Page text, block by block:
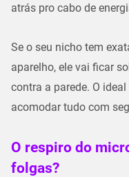
atrás pro cabo de
Se o seu nicho tem
aparelho, ele vai ficar
contra a parede. O ideal
acomodar tudo com
O respiro do
folgas?